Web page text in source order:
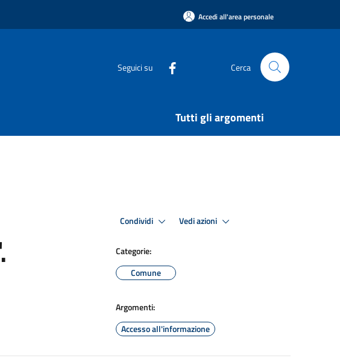
Accedi all'area personale
Seguici su Cerca
Tutti gli argomenti
Condividi Vedi azioni
Categorie:
Comune
Argomenti:
Accesso all'informazione